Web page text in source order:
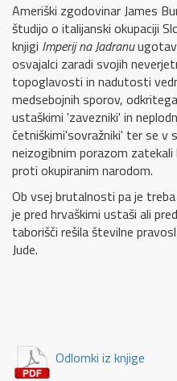
Ameriški zgodovinar James
študijo o italijanski okupaciji
knjigi Imperij na Jadranu
osvajalci zaradi svojih
topoglavosti in nadutosti
medsebojnih sporov,
ustaškimi 'zavezniki' in
četniškimi'sovražniki' ter se v
neizogibnim porazom
proti okupiranim narodom.
Ob vsej brutalnosti pa je
je pred hrvaškimi ustaši ali
taborišči rešila številne
Jude.
Odlomki iz knjige